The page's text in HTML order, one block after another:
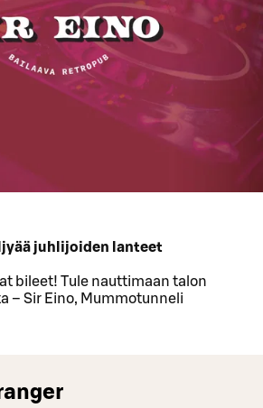
juhlijoiden lanteet
bileet! Tule nauttimaan talon
– Sir Eino, Mummotunneli